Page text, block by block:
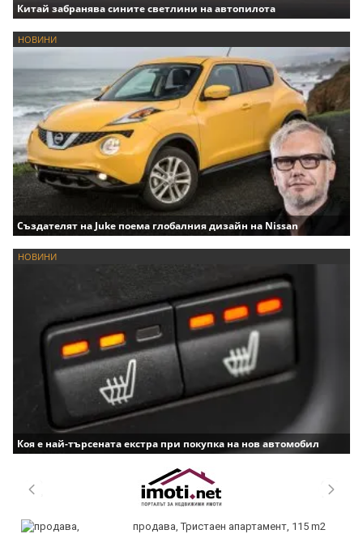
Китай забранява сините светлини на автопилота
НОВИНИ
Създателят на Juke поема глобалния дизайн на Nissan
НОВИНИ
Коя е най-търсената екстра при покупка на нов автомобил
продава, Тристаен апартамент, 115 m2